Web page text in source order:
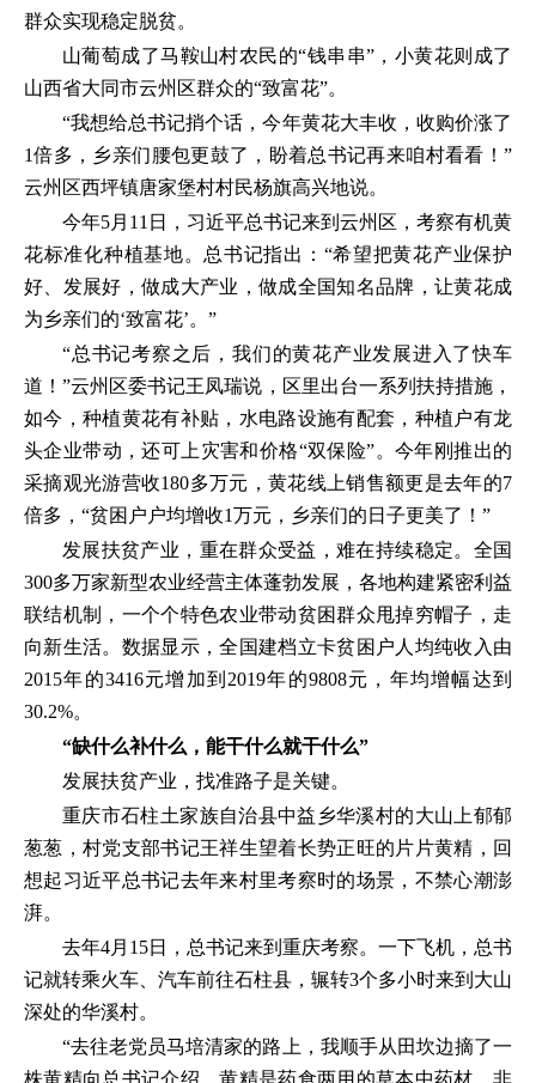
群众实现稳定脱贫。
山葡萄成了马鞍山村农民的“钱串串”，小黄花则成了
山西省大同市云州区群众的“致富花”。
“我想给总书记捎个话，今年黄花大丰收，收购价涨了
1倍多，乡亲们腰包更鼓了，盼着总书记再来咱村看看！”
云州区西坪镇唐家堡村村民杨旗高兴地说。
今年5月11日，习近平总书记来到云州区，考察有机黄
花标准化种植基地。总书记指出：“希望把黄花产业保护
好、发展好，做成大产业，做成全国知名品牌，让黄花成
为乡亲们的‘致富花’。”
“总书记考察之后，我们的黄花产业发展进入了快车
道！”云州区委书记王凤瑞说，区里出台一系列扶持措施，
如今，种植黄花有补贴，水电路设施有配套，种植户有龙
头企业带动，还可上灾害和价格“双保险”。今年刚推出的
采摘观光游营收180多万元，黄花线上销售额更是去年的7
倍多，“贫困户户均增收1万元，乡亲们的日子更美了！”
发展扶贫产业，重在群众受益，难在持续稳定。全国
300多万家新型农业经营主体蓬勃发展，各地构建紧密利益
联结机制，一个个特色农业带动贫困群众甩掉穷帽子，走
向新生活。数据显示，全国建档立卡贫困户人均纯收入由
2015年的3416元增加到2019年的9808元，年均增幅达到
30.2%。
“缺什么补什么，能干什么就干什么”
发展扶贫产业，找准路子是关键。
重庆市石柱土家族自治县中益乡华溪村的大山上郁郁
葱葱，村党支部书记王祥生望着长势正旺的片片黄精，回
想起习近平总书记去年来村里考察时的场景，不禁心潮澎
湃。
去年4月15日，总书记来到重庆考察。一下飞机，总书
记就转乘火车、汽车前往石柱县，辗转3个多小时来到大山
深处的华溪村。
“去往老党员马培清家的路上，我顺手从田坎边摘了一
株黄精向总书记介绍，黄精是药食两用的草本中药材，非